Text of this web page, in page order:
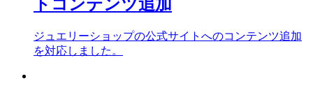
トコンテンツ追加
ジュエリーショップの公式サイトへのコンテンツ追加
を対応しました。